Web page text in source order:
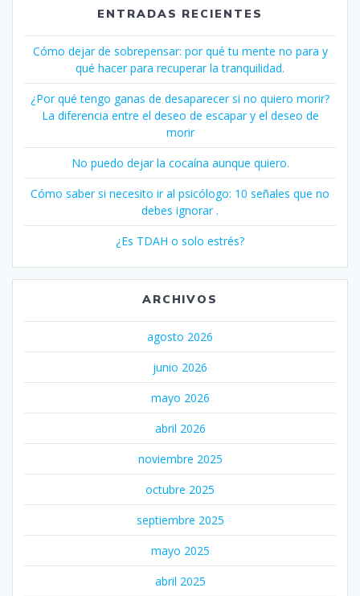
ENTRADAS RECIENTES
Cómo dejar de sobrepensar: por qué tu mente no para y
qué hacer para recuperar la tranquilidad.
¿Por qué tengo ganas de desaparecer si no quiero morir?
La diferencia entre el deseo de escapar y el deseo de
morir
No puedo dejar la cocaína aunque quiero.
Cómo saber si necesito ir al psicólogo: 10 señales que no
debes ignorar .
¿Es TDAH o solo estrés?
ARCHIVOS
agosto 2026
junio 2026
mayo 2026
abril 2026
noviembre 2025
octubre 2025
septiembre 2025
mayo 2025
abril 2025